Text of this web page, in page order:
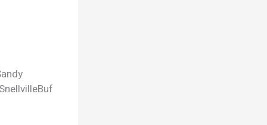
SnellvilleBuf